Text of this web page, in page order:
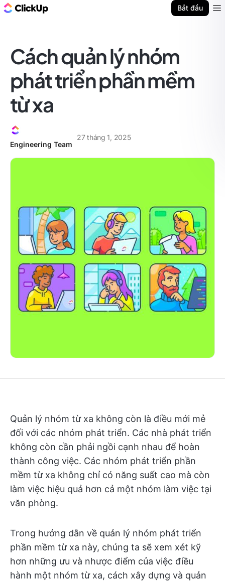
Bắt đầu
Cách quản lý nhóm
phát triển phần mềm
từ xa
Engineering Team
27 tháng 1, 2025
Quản lý nhóm từ xa không còn là điều mới mẻ
đối với các nhóm phát triển. Các nhà phát triển
không còn cần phải ngồi cạnh nhau để hoàn
thành công việc. Các nhóm phát triển phần
mềm từ xa không chỉ có năng suất cao mà còn
làm việc hiệu quả hơn cả một nhóm làm việc tại
văn phòng.
Trong hướng dẫn về quản lý nhóm phát triển
phần mềm từ xa này, chúng ta sẽ xem xét kỹ
hơn những ưu và nhược điểm của việc điều
hành một nhóm từ xa, cách xây dựng và quản